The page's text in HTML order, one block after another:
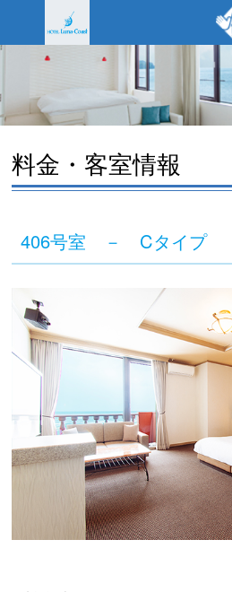
料金・客室情報
406号室 － Cタイプ